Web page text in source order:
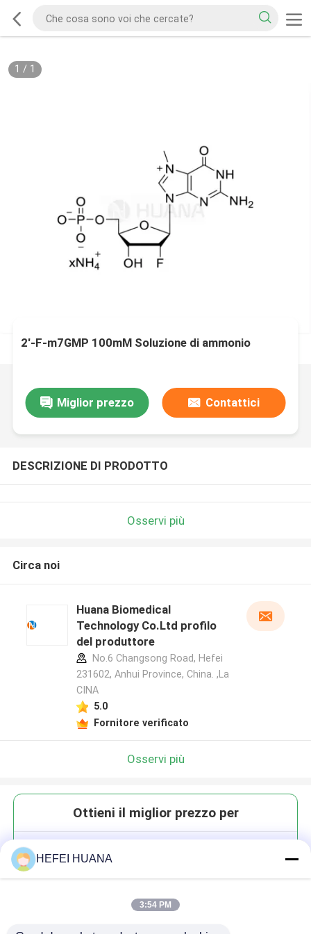
1 / 1
2'-F-m7GMP 100mM Soluzione di ammonio
Miglior prezzo Contattici
DESCRIZIONE DI PRODOTTO
Osservi più
Circa noi
Huana Biomedical
Technology Co.Ltd profilo
del produttore
No.6 Changsong Road, Hefei
231602, Anhui Province, China. ,La
CINA
5.0
Fornitore verificato
Osservi più
Ottieni il miglior prezzo per
HEFEI HUANA
3:54 PM